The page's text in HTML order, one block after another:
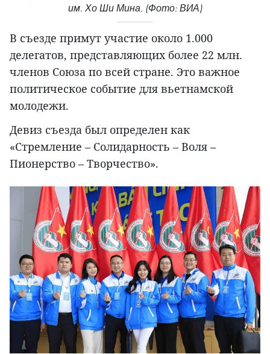
им. Хо Ши Мина. (Фото: ВИА)
В съезде примут участие около 1.000
делегатов, представляющих более 22 млн.
членов Союза по всей стране. Это важное
политическое событие для вьетнамской
молодежи.
Девиз съезда был определен как
«Стремление – Солидарность – Воля –
Пионерство – Творчество».